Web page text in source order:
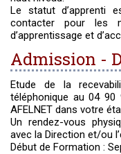
Le statut d’apprenti
contacter pour les
d’apprentissage et
Admission -
Etude de la
téléphonique au 04
AFELNET dans votre
Un rendez-vous
avec la Direction et/ou
Début de Formation :